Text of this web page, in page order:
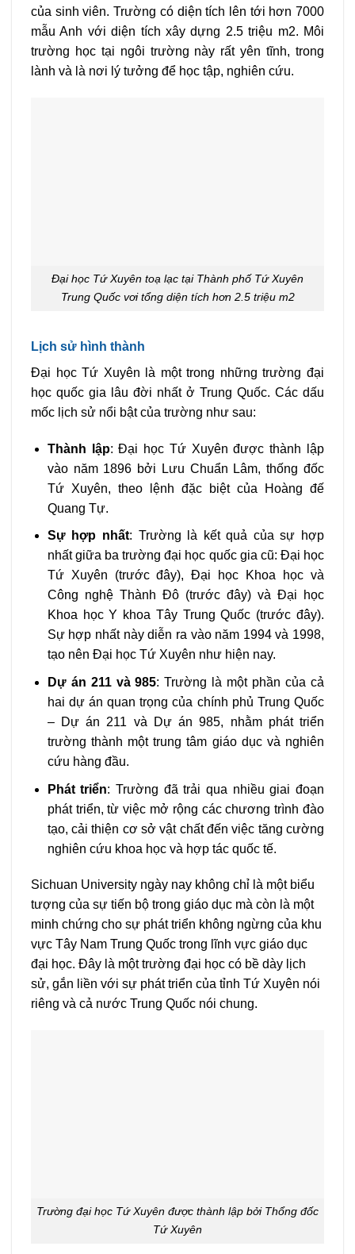
của sinh viên.Trường có diện tích lên tới hơn 7000
mẫu Anh với diện tích xây dựng 2.5 triệu m2. Môi
trường học tại ngôi trường này rất yên tĩnh, trong
lành và là nơi lý tưởng để học tập, nghiên cứu.
Đại học Tứ Xuyên toạ lạc tại Thành phố Tứ Xuyên
Trung Quốc vơi tổng diện tích hơn 2.5 triệu m2
Lịch sử hình thành
Đại học Tứ Xuyên là một trong những trường đại
học quốc gia lâu đời nhất ở Trung Quốc. Các dấu
mốc lịch sử nổi bật của trường như sau:
Thành lập: Đại học Tứ Xuyên được thành lập
vào năm 1896 bởi Lưu Chuẩn Lâm, thống đốc
Tứ Xuyên, theo lệnh đặc biệt của Hoàng đế
Quang Tự.
Sự hợp nhất: Trường là kết quả của sự hợp
nhất giữa ba trường đại học quốc gia cũ: Đại học
Tứ Xuyên (trước đây), Đại học Khoa học và
Công nghệ Thành Đô (trước đây) và Đại học
Khoa học Y khoa Tây Trung Quốc (trước đây).
Sự hợp nhất này diễn ra vào năm 1994 và 1998,
tạo nên Đại học Tứ Xuyên như hiện nay.
Dự án 211 và 985: Trường là một phần của cả
hai dự án quan trọng của chính phủ Trung Quốc
– Dự án 211 và Dự án 985, nhằm phát triển
trường thành một trung tâm giáo dục và nghiên
cứu hàng đầu.
Phát triển: Trường đã trải qua nhiều giai đoạn
phát triển, từ việc mở rộng các chương trình đào
tạo, cải thiện cơ sở vật chất đến việc tăng cường
nghiên cứu khoa học và hợp tác quốc tế.
Sichuan University ngày nay không chỉ là một biểu
tượng của sự tiến bộ trong giáo dục mà còn là một
minh chứng cho sự phát triển không ngừng của khu
vực Tây Nam Trung Quốc trong lĩnh vực giáo dục
đại học. Đây là một trường đại học có bề dày lịch
sử, gắn liền với sự phát triển của tỉnh Tứ Xuyên nói
riêng và cả nước Trung Quốc nói chung.
Trường đại học Tứ Xuyên được thành lập bởi Thổng đốc
Tứ Xuyên